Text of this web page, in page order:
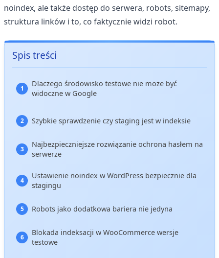
noindex, ale także dostęp do serwera, robots, sitemapy,
struktura linków i to, co faktycznie widzi robot.
Spis treści
Dlaczego środowisko testowe nie może być
widoczne w Google
Szybkie sprawdzenie czy staging jest w indeksie
Najbezpieczniejsze rozwiązanie ochrona hasłem na
serwerze
Ustawienie noindex w WordPress bezpiecznie dla
stagingu
Robots jako dodatkowa bariera nie jedyna
Blokada indeksacji w WooCommerce wersje
testowe